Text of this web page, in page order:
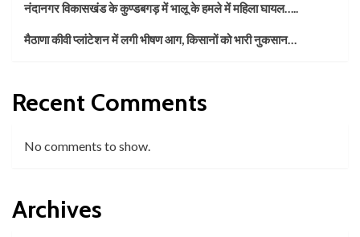
नंदानगर विकासखंड के कुण्डबगड़ में भालू के हमले में महिला घायल…..
मैठाणा कीवी प्लांटेशन में लगी भीषण आग, किसानों को भारी नुकसान…
Recent Comments
No comments to show.
Archives